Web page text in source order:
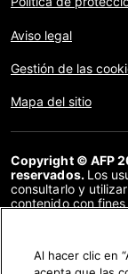
Aviso legal
Gestión de las
Mapa del sitio
Copyright © AFP
reservados. Los
consultarlo y
contenido con
distribución del
acuerdo
Al hacer clic en